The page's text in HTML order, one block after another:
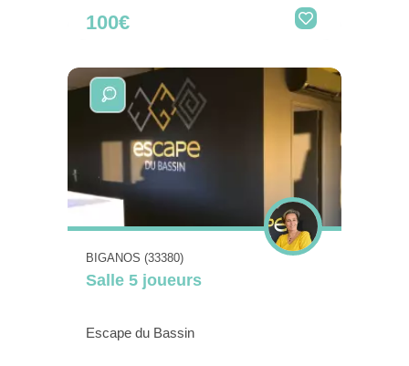
100€
BIGANOS (33380)
Salle 5 joueurs
Escape du Bassin